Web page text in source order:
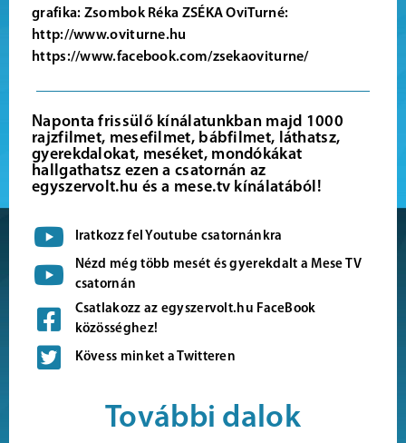
grafika: Zsombok Réka ZSÉKA OviTurné:
http://www.oviturne.hu
https://www.facebook.com/zsekaoviturne/
Naponta frissülő kínálatunkban majd 1000
rajzfilmet, mesefilmet, bábfilmet, láthatsz,
gyerekdalokat, meséket, mondókákat
hallgathatsz ezen a csatornán az
egyszervolt.hu és a mese.tv kínálatából!
Iratkozz fel Youtube csatornánkra
Nézd még több mesét és gyerekdalt a Mese TV
csatornán
Csatlakozz az egyszervolt.hu FaceBook
közösséghez!
Kövess minket a Twitteren
További dalok